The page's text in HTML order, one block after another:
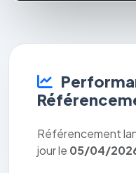
Référencement
jour le 05/04/